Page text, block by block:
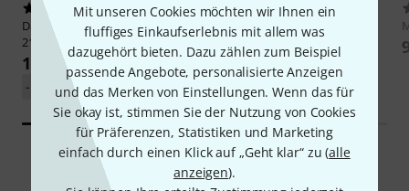
Mit unseren Cookies möchten wir Ihnen ein
fluffiges Einkaufserlebnis mit allem was
dazugehört bieten. Dazu zählen zum Beispiel
passende Angebote, personalisierte Anzeigen
und das Merken von Einstellungen. Wenn das für
Sie okay ist, stimmen Sie der Nutzung von Cookies
für Präferenzen, Statistiken und Marketing
einfach durch einen Klick auf „Geht klar“ zu (alle
anzeigen).
1
Darkglass
Infinity 500 Combo
210
1.299 €
UVP: 1.459 €
-11%
18010
the sssnakeIPP1030
3,50 €